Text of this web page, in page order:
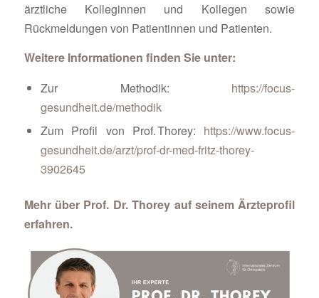
ärztliche Kolleginnen und Kollegen sowie
Rückmeldungen von Patientinnen und Patienten.
Weitere Informationen finden Sie unter:
Zur Methodik: https://focus-
gesundheit.de/methodik
Zum Profil von Prof. Thorey: https://www.focus-
gesundheit.de/arzt/prof-dr-med-fritz-thorey-
3902645
Mehr über Prof. Dr. Thorey auf seinem Ärzteprofil
erfahren.